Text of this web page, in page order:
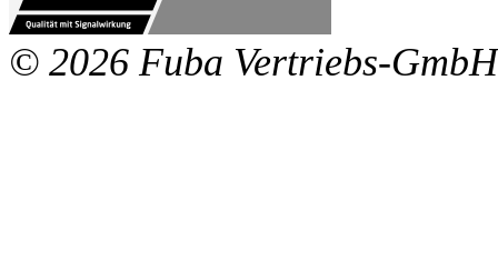
© 2026 Fuba Vertriebs-GmbH